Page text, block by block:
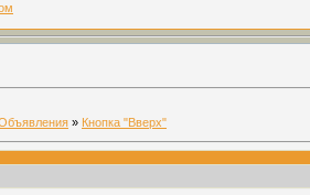
» Кнопка "Вверх"